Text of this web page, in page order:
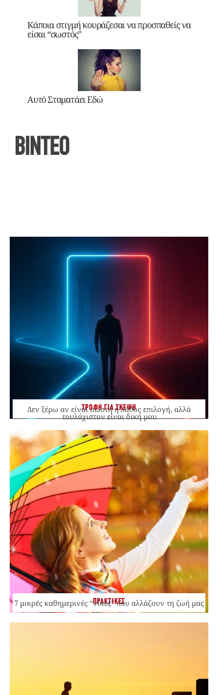
Κάποια στιγμή κουράζεσαι να προσπαθείς να
είσαι “σωστός”
Αυτό Σταματάει Εδώ
ΒΙΝΤΕΟ
ΤΡΟΦΗ ΓΙΑ ΣΚΕΨΗ
Δεν ξέρω αν είναι σωστή ή λάθος επιλογή, αλλά
τουλάχιστον είναι δική μου
ΠΡΑΚΤΙΚΕΣ
7 μικρές καθημερινές “νίκες” που αλλάζουν τη ζωή μας